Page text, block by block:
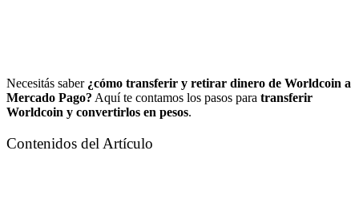
Necesitás saber¿cómo transferir y retirar dinero de Worldcoin a
Mercado Pago? Aquí te contamos los pasos para transferir
Worldcoin y convertirlos en pesos.
Contenidos del Artículo